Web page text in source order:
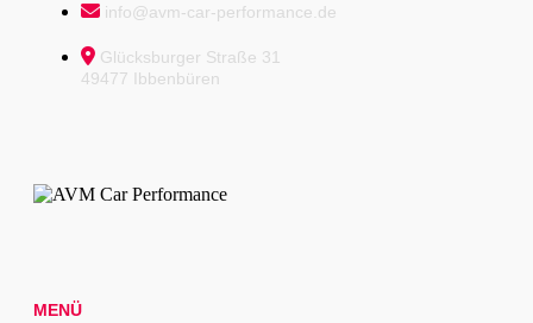
info@avm-car-performance.de
Glücksburger Straße 31
49477 Ibbenbüren
MENÜ